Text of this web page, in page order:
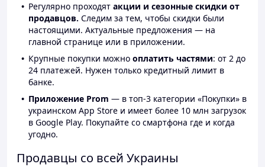
Регулярно проходят акции и сезонные скидки от
продавцов. Следим за тем, чтобы скидки были
настоящими. Актуальные предложения — на
главной странице или в приложении.
Крупные покупки можно оплатить частями: от 2 до
24 платежей. Нужен только кредитный лимит в
банке.
Приложение Prom — в топ-3 категории «Покупки» в
украинском App Store и имеет более 10 млн загрузок
в Google Play. Покупайте со смартфона где и когда
угодно.
Продавцы со всей Украины